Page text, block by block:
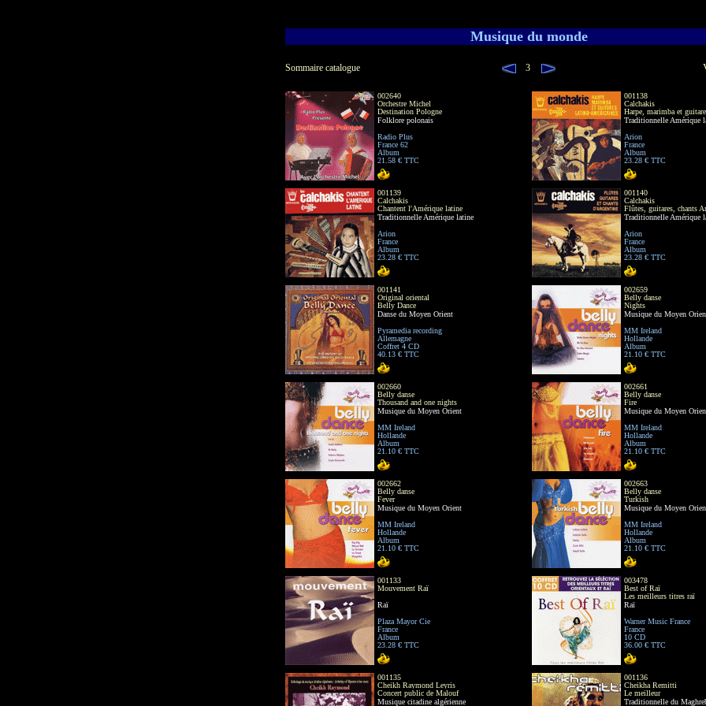
Sommaire catalogue 3
Musique du monde
002640
Orchestre Michel
Destination Pologne
Folklore polonais
Radio Plus
France 62
Album
21.58 € TTC
001138
Calchakis
Harpe, marimba et
Traditionnelle Amérique
Arion
France
Album
23.28 € TTC
001139
Calchakis
Chantent l'Amérique latine
Traditionnelle Amérique latine
Arion
France
Album
23.28 € TTC
001140
Calchakis
Flûtes, guitares, chants
Traditionnelle Amérique
Arion
France
Album
23.28 € TTC
001141
Original oriental
Belly Dance
Danse du Moyen Orient
Pyramedia recording
Allemagne
Coffret 4 CD
40.13 € TTC
002659
Belly danse
Nights
Musique du Moyen
MM Ireland
Hollande
Album
21.10 € TTC
002660
Belly danse
Thousand and one nights
Musique du Moyen Orient
MM Ireland
Hollande
Album
21.10 € TTC
002661
Belly danse
Fire
Musique du Moyen
MM Ireland
Hollande
Album
21.10 € TTC
002662
Belly danse
Fever
Musique du Moyen Orient
MM Ireland
Hollande
Album
21.10 € TTC
002663
Belly danse
Turkish
Musique du Moyen
MM Ireland
Hollande
Album
21.10 € TTC
001133
Mouvement Raï
Raï
Plaza Mayor Cie
France
Album
23.28 € TTC
003478
Best of Raï
Les meilleurs titres raï
Raï
Warner Music France
France
10 CD
36.00 € TTC
001135
Cheikh Raymond Leyris
Concert public de Malouf
Musique citadine algérienne
001136
Cheikha Remitti
Le meilleur
Traditionnelle du